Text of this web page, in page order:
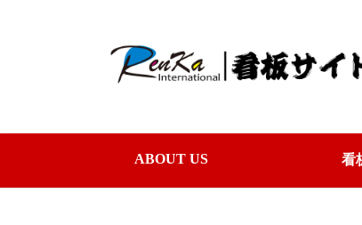
ABOUT US 看